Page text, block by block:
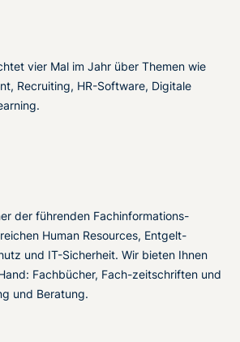
vier Mal im Jahr über Themen wie
Recruiting, HR-Software, Digitale
der führenden Fachinformations-
Human Resources, Entgelt-
und IT-Sicherheit. Wir bieten Ihnen
Fachbücher, Fach-zeitschriften und
und Beratung.